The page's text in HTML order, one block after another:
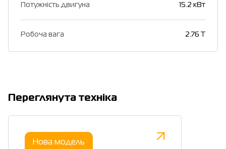
Потужність двигуна 15.2 кВт
Робоча вага 2.76 T
Переглянута техніка
Нова модель